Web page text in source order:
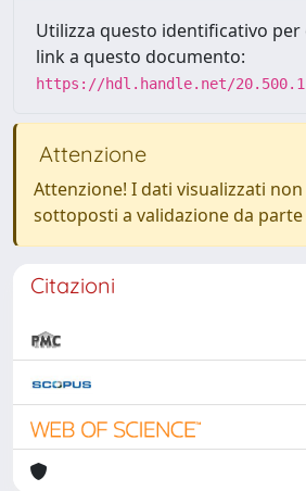
Utilizza questo identificativo
link a questo documento:
https://hdl.handle.net/
Attenzione
Attenzione! I dati visualizzati
sottoposti a validazione da
Citazioni